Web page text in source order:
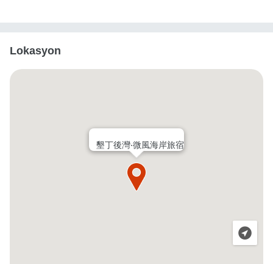
Lokasyon
墾丁後灣‧微風海岸旅宿